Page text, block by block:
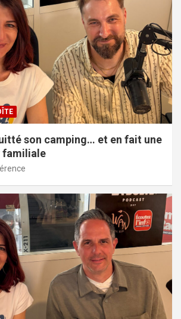
son camping… et en fait une
familiale